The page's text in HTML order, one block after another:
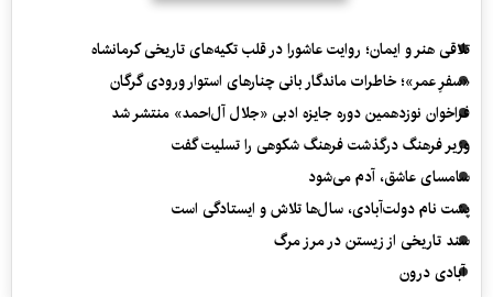
تلاقی هنر و ایمان؛ روایت عاشورا در قلب تکیه‌های تاریخی کرمانشاه
«سفرِ عمر»؛ خاطرات ماندگار بانی چنارهای استوار ورودی گرگان
فراخوان نوزدهمین دوره جایزه ادبی «جلال آل‌احمد» منتشر شد
وزیر فرهنگ درگذشت فرهنگ شکوهی را تسلیت گفت
سامسای عاشق، آدم می‌شود
پشت نام دولت‌آبادی، سال‌ها تلاش و ایستادگی است
سند تاریخی از زیستن در مرز مرگ
آبادی درون